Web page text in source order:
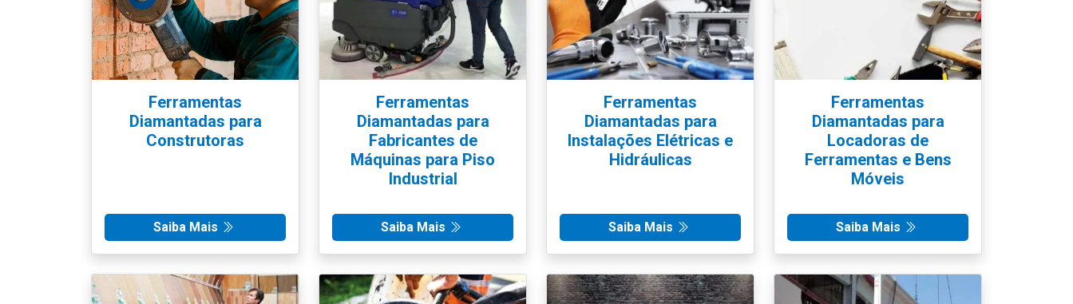
Ferramentas
Diamantadas para
Construtoras
Saiba Mais
Ferramentas
Diamantadas para
Fabricantes de
Máquinas para Piso
Industrial
Saiba Mais
Ferramentas
Diamantadas para
Instalações Elétricas e
Hidráulicas
Saiba Mais
Ferramentas
Diamantadas para
Locadoras de
Ferramentas e Bens
Móveis
Saiba Mais